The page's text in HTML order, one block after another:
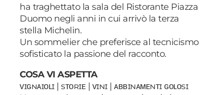
ha traghettato la sala del Ristorante Piazza
Duomo negli anni in cui arrivò la terza
stella Michelin.
Un sommelier che preferisce al tecnicismo
sofisticato la passione del racconto.
COSA VI ASPETTA
ᴠɪɢɴᴀɪᴏʟɪ | sᴛᴏʀɪᴇ | ᴠɪɴɪ | ᴀʙʙɪɴᴀᴍᴇɴᴛɪ ɢᴏʟᴏsɪ